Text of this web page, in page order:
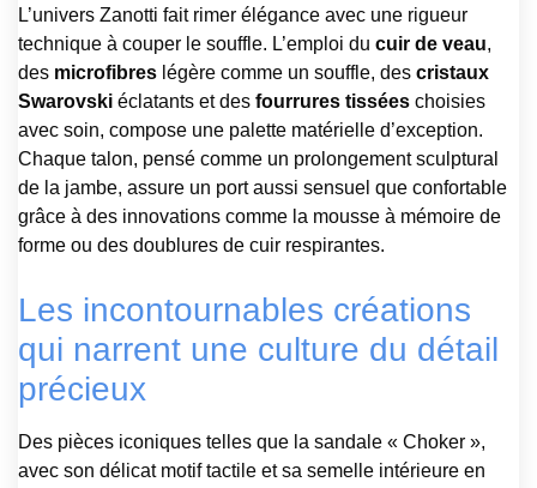
L’univers Zanotti fait rimer élégance avec une rigueur
technique à couper le souffle. L’emploi du cuir de veau,
des microfibres légère comme un souffle, des cristaux
Swarovski éclatants et des fourrures tissées choisies
avec soin, compose une palette matérielle d’exception.
Chaque talon, pensé comme un prolongement sculptural
de la jambe, assure un port aussi sensuel que confortable
grâce à des innovations comme la mousse à mémoire de
forme ou des doublures de cuir respirantes.
Les incontournables créations
qui narrent une culture du détail
précieux
Des pièces iconiques telles que la sandale « Choker »,
avec son délicat motif tactile et sa semelle intérieure en